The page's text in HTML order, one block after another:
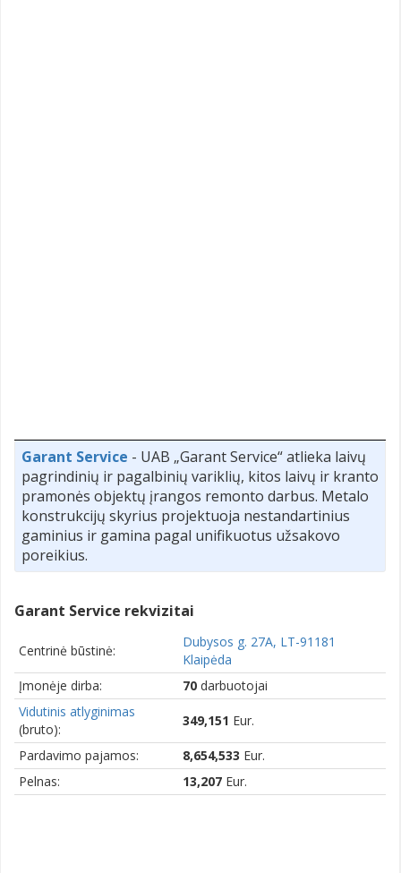
Garant Service - UAB „Garant Service“ atlieka laivų
pagrindinių ir pagalbinių variklių, kitos laivų ir kranto
pramonės objektų įrangos remonto darbus. Metalo
konstrukcijų skyrius projektuoja nestandartinius
gaminius ir gamina pagal unifikuotus užsakovo
poreikius.
Garant Service rekvizitai
Centrinė būstinė:
Dubysos g. 27A, LT-91181
Klaipėda
Įmonėje dirba:
70 darbuotojai
Vidutinis atlyginimas
(bruto):
349,151 Eur.
Pardavimo pajamos: 8,654,533 Eur.
Pelnas:
13,207 Eur.